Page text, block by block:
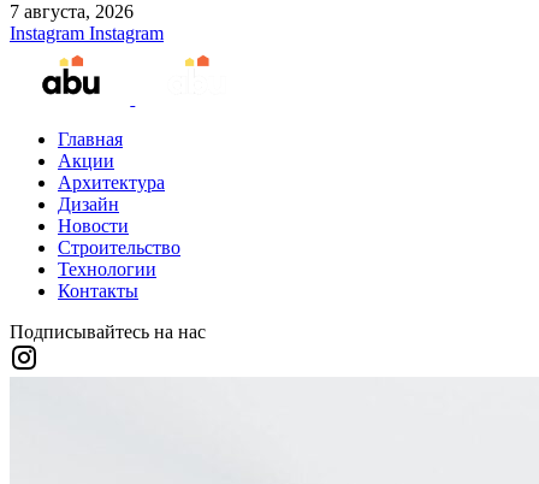
7 августа, 2026
Instagram Instagram
Главная
Акции
Архитектура
Дизайн
Новости
Строительство
Технологии
Контакты
Подписывайтесь на нас